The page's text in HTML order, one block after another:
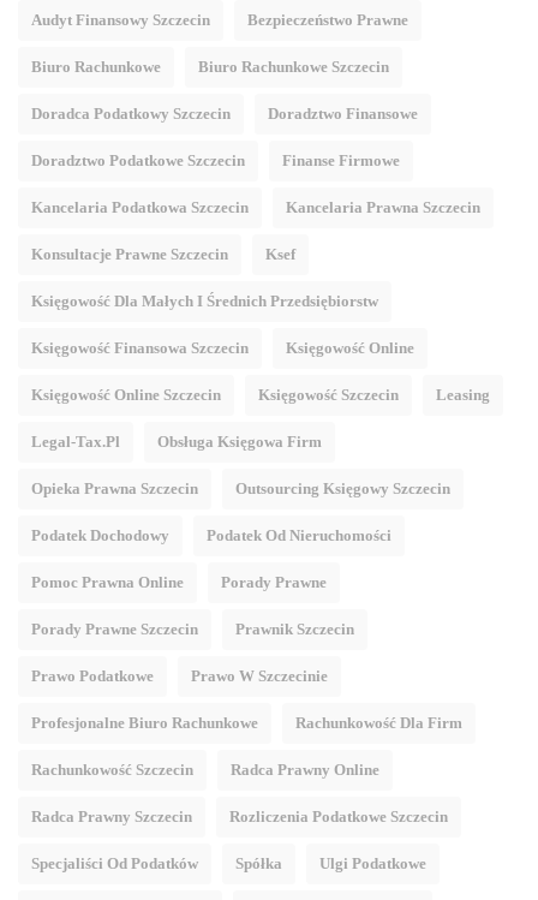
Audyt Finansowy Szczecin Bezpieczeństwo Prawne
Biuro Rachunkowe Biuro Rachunkowe Szczecin
Doradca Podatkowy Szczecin Doradztwo Finansowe
Doradztwo Podatkowe Szczecin Finanse Firmowe
Kancelaria Podatkowa Szczecin Kancelaria Prawna Szczecin
Konsultacje Prawne Szczecin Ksef
Księgowość Dla Małych I Średnich Przedsiębiorstw
Księgowość Finansowa Szczecin Księgowość Online
Księgowość Online Szczecin Księgowość Szczecin Leasing
Legal-Tax.pl Obsługa Księgowa Firm
Opieka Prawna Szczecin Outsourcing Księgowy Szczecin
Podatek Dochodowy Podatek Od Nieruchomości
Pomoc Prawna Online Porady Prawne
Porady Prawne Szczecin Prawnik Szczecin
Prawo Podatkowe Prawo W Szczecinie
Profesjonalne Biuro Rachunkowe Rachunkowość Dla Firm
Rachunkowość Szczecin Radca Prawny Online
Radca Prawny Szczecin Rozliczenia Podatkowe Szczecin
Specjaliści Od Podatków Spółka Ulgi Podatkowe